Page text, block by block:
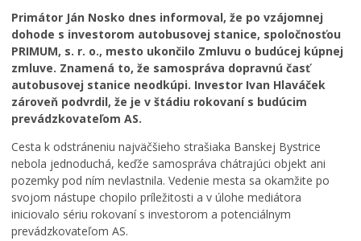
Primátor Ján Nosko dnes informoval, že po vzájomnej
dohode s investorom autobusovej stanice, spoločnosťou
PRIMUM, s. r. o., mesto ukončilo Zmluvu o budúcej kúpnej
zmluve. Znamená to, že samospráva dopravnú časť
autobusovej stanice neodkúpi. Investor Ivan Hlaváček
zároveň podvrdil, že je v štádiu rokovaní s budúcim
prevádzkovateľom AS.
Cesta k odstráneniu najväčšieho strašiaka Banskej Bystrice
nebola jednoduchá, keďže samospráva chátrajúci objekt ani
pozemky pod ním nevlastnila. Vedenie mesta sa okamžite po
svojom nástupe chopilo príležitosti a v úlohe mediátora
iniciovalo sériu rokovaní s investorom a potenciálnym
prevádzkovateľom AS.
a
n
a
m
i
m
o
i
a
d
n
e
z
M
e
s
t
o
B
a
s
k
á
B
y
s
t
ú
s
t
r
o
m
p
r
e
m
e
s